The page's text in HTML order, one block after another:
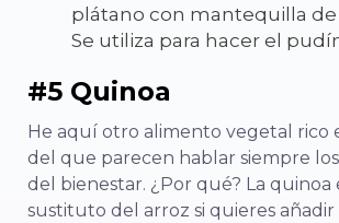
plátano con mantequilla
Se utiliza para hacer el
#5 Quinoa
He aquí otro alimento vegetal rico
del que parecen hablar siempre
del bienestar. ¿Por qué? La quinoa
sustituto del arroz si quieres